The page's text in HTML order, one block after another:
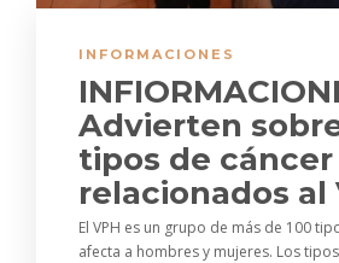
INFORMACIONES
Advierten
tipos de cáncer
relacionados al
El VPH es un grupo de más de 100
afecta a hombres y mujeres. Los